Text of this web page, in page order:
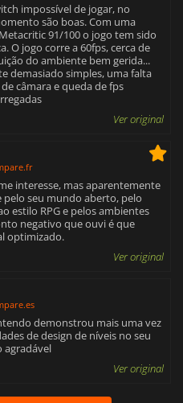
impossível de jogar, no
são boas. Com uma
91/100 o jogo tem sido
O jogo corre a 60fps, cerca de
do ambiente bem gerida...
demasiado simples, uma falta
câmara e queda de fps
Ver original
interesse, mas aparentemente
pelo seu mundo aberto, pelo
estilo RPG e pelos ambientes
negativo que ouvi é que
optimizado.
Ver original
demonstrou mais uma vez
de design de níveis no seu
agradável
Ver original